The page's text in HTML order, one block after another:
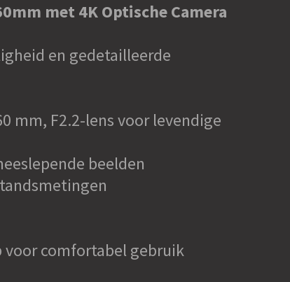
met 4K Optische Camera
en gedetailleerde
mm, F2.2-lens voor levendige
beelden
voor comfortabel gebruik